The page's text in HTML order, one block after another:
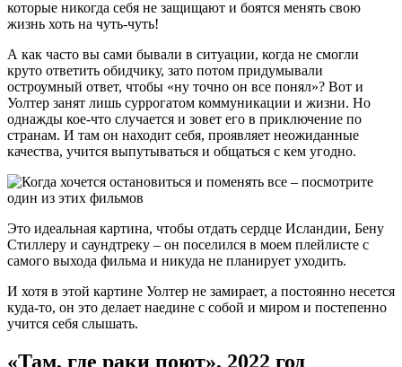
которые никогда себя не защищают и боятся менять свою
жизнь хоть на чуть-чуть!
А как часто вы сами бывали в ситуации, когда не смогли
круто ответить обидчику, зато потом придумывали
остроумный ответ, чтобы «ну точно он все понял»? Вот и
Уолтер занят лишь суррогатом коммуникации и жизни. Но
однажды кое-что случается и зовет его в приключение по
странам. И там он находит себя, проявляет неожиданные
качества, учится выпутываться и общаться с кем угодно.
Это идеальная картина, чтобы отдать сердце Исландии, Бену
Стиллеру и саундтреку – он поселился в моем плейлисте с
самого выхода фильма и никуда не планирует уходить.
И хотя в этой картине Уолтер не замирает, а постоянно несется
куда-то, он это делает наедине с собой и миром и постепенно
учится себя слышать.
«Там, где раки поют», 2022 год